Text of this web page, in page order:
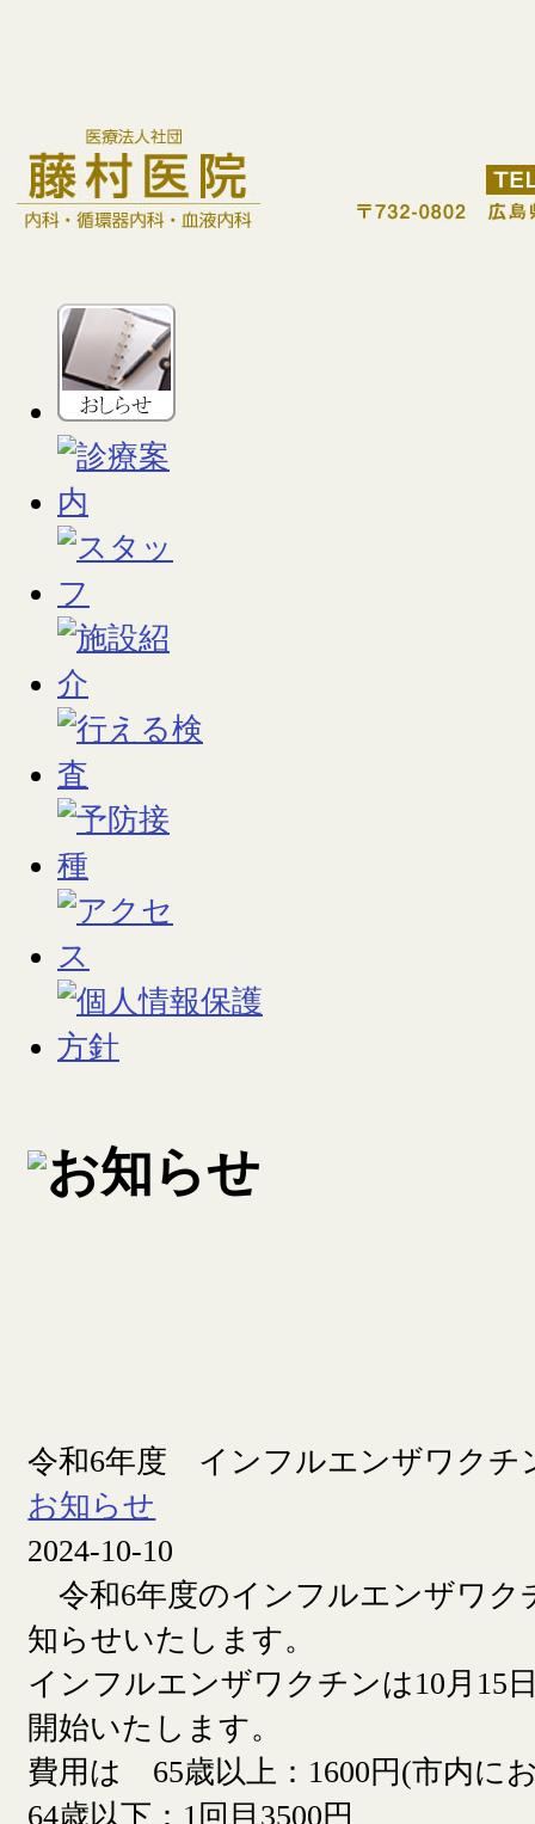
令和6年度 インフルエンザワクチ
お知らせ
2024-10-10
令和6年度のインフルエンザワク
知らせいたします。
インフルエンザワクチンは10月15
開始いたします。
費用は 65歳以上：1600円(市内に
64歳以下：1回目3500円